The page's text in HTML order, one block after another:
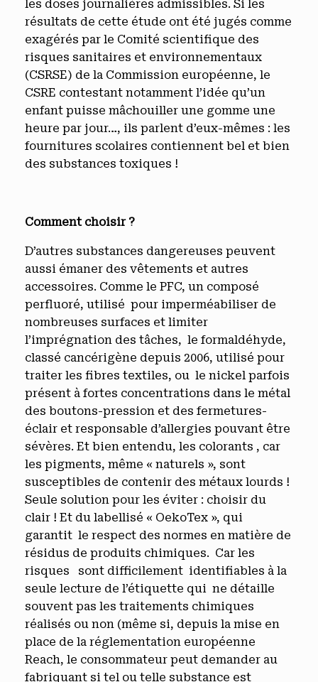
les doses journalières admissibles. Si les
résultats de cette étude ont été jugés comme
exagérés par le Comité scientifique des
risques sanitaires et environnementaux
(CSRSE) de la Commission européenne, le
CSRE contestant notamment l’idée qu’un
enfant puisse mâchouiller une gomme une
heure par jour…, ils parlent d’eux-mêmes : les
fournitures scolaires contiennent bel et bien
des substances toxiques !
Comment choisir ?
D’autres substances dangereuses peuvent
aussi émaner des vêtements et autres
accessoires. Comme le PFC, un composé
perfluoré, utilisé pour imperméabiliser de
nombreuses surfaces et limiter
l’imprégnation des tâches, le formaldéhyde,
classé cancérigène depuis 2006, utilisé pour
traiter les fibres textiles, ou le nickel parfois
présent à fortes concentrations dans le métal
des boutons-pression et des fermetures-
éclair et responsable d’allergies pouvant être
sévères. Et bien entendu, les colorants , car
les pigments, même « naturels », sont
susceptibles de contenir des métaux lourds !
Seule solution pour les éviter : choisir du
clair ! Et du labellisé « OekoTex », qui
garantit le respect des normes en matière de
résidus de produits chimiques. Car les
risques sont difficilement identifiables à la
seule lecture de l’étiquette qui ne détaille
souvent pas les traitements chimiques
réalisés ou non (même si, depuis la mise en
place de la réglementation européenne
Reach, le consommateur peut demander au
fabriquant si tel ou telle substance est